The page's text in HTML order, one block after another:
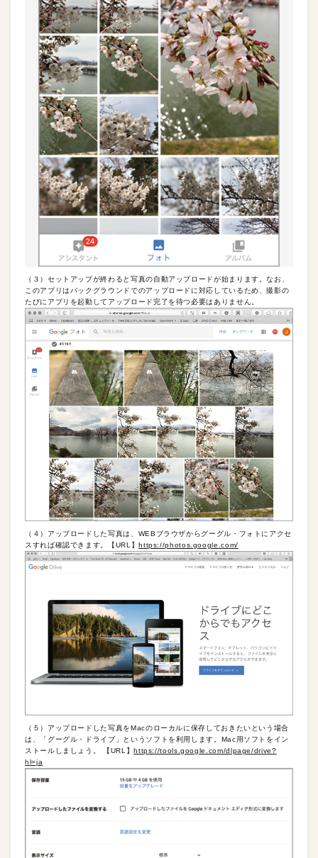
（３）セットアップが終わると写真の自動アップロードが始まります。なお、
このアプリはバックグラウンドでのアップロードに対応しているため、撮影の
たびにアプリを起動してアップロード完了を待つ必要はありません。
（４）アップロードした写真は、WEBブラウザからグーグル・フォトにアクセ
スすれば確認できます。【URL】https://photos.google.com/
（５）アップロードした写真をMacのローカルに保存しておきたいという場合
は、「グーグル・ドライブ」というソフトを利用します。Mac用ソフトをイン
ストールしましょう。 【URL】https://tools.google.com/dlpage/drive?
hl=ja